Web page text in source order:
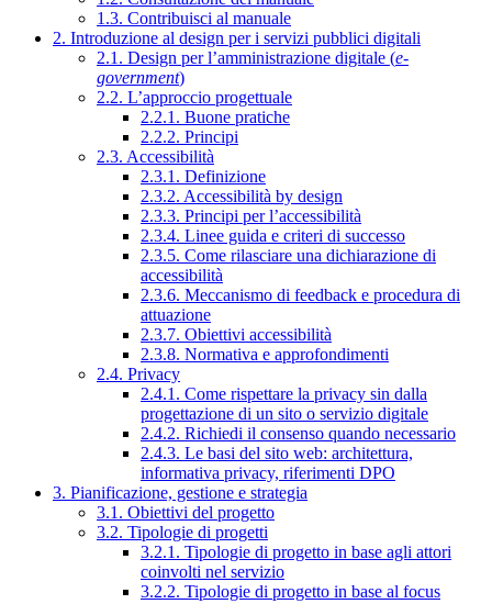
1.3. Contribuisci al manuale
2. Introduzione al design per i servizi pubblici digitali
2.1. Design per l’amministrazione digitale (e-
government)
2.2. L’approccio progettuale
2.2.1. Buone pratiche
2.2.2. Principi
2.3. Accessibilità
2.3.1. Definizione
2.3.2. Accessibilità by design
2.3.3. Principi per l’accessibilità
2.3.4. Linee guida e criteri di successo
2.3.5. Come rilasciare una dichiarazione di
accessibilità
2.3.6. Meccanismo di feedback e procedura di
attuazione
2.3.7. Obiettivi accessibilità
2.3.8. Normativa e approfondimenti
2.4. Privacy
2.4.1. Come rispettare la privacy sin dalla
progettazione di un sito o servizio digitale
2.4.2. Richiedi il consenso quando necessario
2.4.3. Le basi del sito web: architettura,
informativa privacy, riferimenti DPO
3. Pianificazione, gestione e strategia
3.1. Obiettivi del progetto
3.2. Tipologie di progetti
3.2.1. Tipologie di progetto in base agli attori
coinvolti nel servizio
3.2.2. Tipologie di progetto in base al focus